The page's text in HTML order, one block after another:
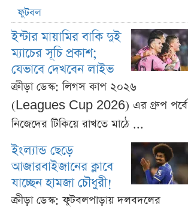
ফুটবল
ইন্টার মায়ামির বাকি দুই
ম্যাচের সূচি প্রকাশ;
যেভাবে দেখবেন লাইভ
ক্রীড়া ডেস্ক: লিগস কাপ ২০২৬
(Leagues Cup 2026) এর গ্রুপ পর্বে
নিজেদের টিকিয়ে রাখতে মাঠে ...
ইংল্যান্ড ছেড়ে
আজারবাইজানের ক্লাবে
যাচ্ছেন হামজা চৌধুরী!
ক্রীড়া ডেস্ক: ফুটবলপাড়ায় দলবদলের